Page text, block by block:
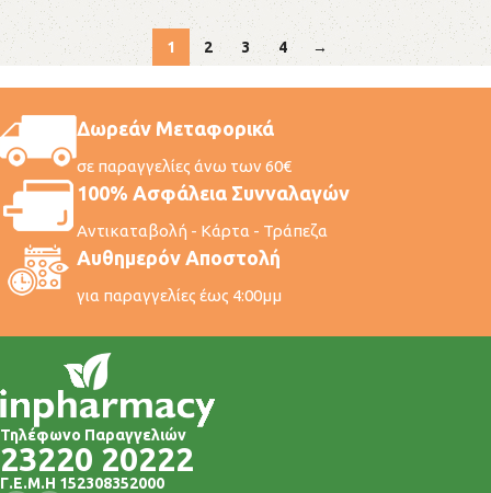
1 2 3 4 →
Δωρεάν Μεταφορικά
σε παραγγελίες άνω των 60€
100% Ασφάλεια Συνναλαγών
Αντικαταβολή - Κάρτα - Τράπεζα
Αυθημερόν Αποστολή
για παραγγελίες έως 4:00μμ
Τηλέφωνο Παραγγελιών
23220 20222
Γ.Ε.Μ.Η 152308352000